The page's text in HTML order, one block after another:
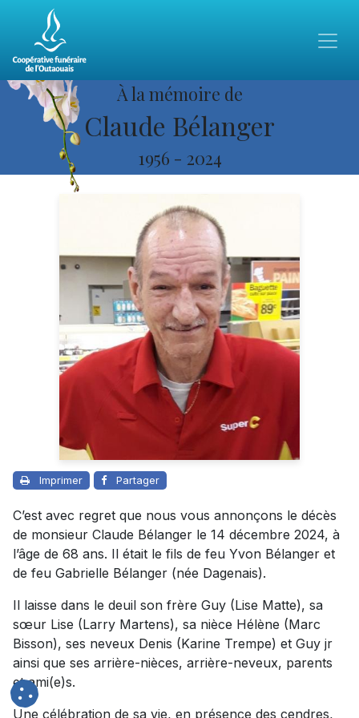
À la mémoire de
Claude Bélanger
1956 - 2024
Imprimer Partager
C’est avec regret que nous vous annonçons le décès
de monsieur Claude Bélanger le 14 décembre 2024, à
l’âge de 68 ans. Il était le fils de feu Yvon Bélanger et
de feu Gabrielle Bélanger (née Dagenais).
Il laisse dans le deuil son frère Guy (Lise Matte), sa
sœur Lise (Larry Martens), sa nièce Hélène (Marc
Bisson), ses neveux Denis (Karine Trempe) et Guy jr
ainsi que ses arrière-nièces, arrière-neveux, parents
et ami(e)s.
Une célébration de sa vie, en présence des cendres,